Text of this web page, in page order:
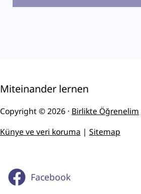
Miteinander lernen
Copyright © 2026 · Birlikte Öğrenelim
Künye ve veri koruma |Sitemap
Facebook